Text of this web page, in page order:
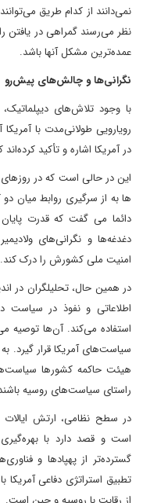
نمی‌دانند از کدام طریق
نظر می‌رسند گمراهی در یافتن
عمده‌ترین مشکل آنها باشد.
نگرانی‌ها و چالش‌های پیش‌رو
با وجود تلاش‌های
رویارویی طولانی‌مدت با
در آمریکا اشاره و تأکید
این در حالی است که در روزهای
ها به از سرگیری روابط میان
دائما می گفت که قدرت
دغدغه‌ها و نگرانی‌های
امنیت ملی کشورش را درک کند.
اطلاعاتی و نفوذ در سیاست
استفاده می‌کند. آن‌ها توصیه
سیاست‌های آمریکا قرار گیرد.
هیئت حاکمه کشورها
راستای سیاست‌های روسیه
در سطح نظامی، ارتش ایالات
است و قصد دارد با
گسترده‌تر از پهپادها و
تطبیق استراتژی دفاعی